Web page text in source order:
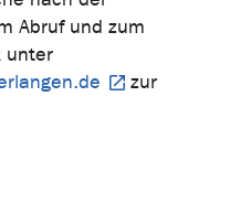
Abruf und zum
unter
zur